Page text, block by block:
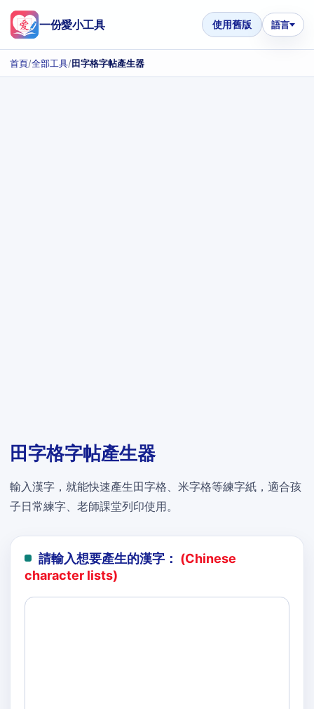
一份愛小工具 使用舊版 語言
首頁/全部工具/田字格字帖產生器
田字格字帖產生器
輸入漢字，就能快速產生田字格、米字格等練字紙，適合孩
子日常練字、老師課堂列印使用。
請輸入想要產生的漢字： (Chinese
character lists)